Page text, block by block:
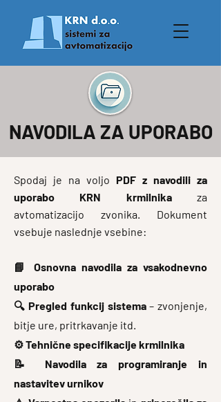
NAVODILA ZA UPORABO
Spodaj je na voljo PDF z navodili za
uporabo KRN krmilnikaza
avtomatizacijo zvonika. Dokument
vsebuje naslednje vsebine:
📘 Osnovna navodila za vsakodnevno
uporabo
🔍Pregled funkcij sistema– zvonjenje,
bitje ure, pritrkavanje itd.
⚙️Tehnične specifikacije krmilnika
📝 Navodila za programiranje in
nastavitev urnikov